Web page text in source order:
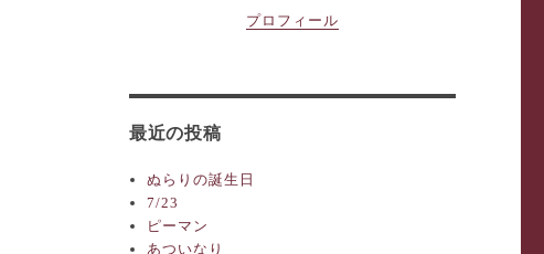
プロフィール
最近の投稿
ぬらりの誕生日
7/23
ピーマン
あついなり